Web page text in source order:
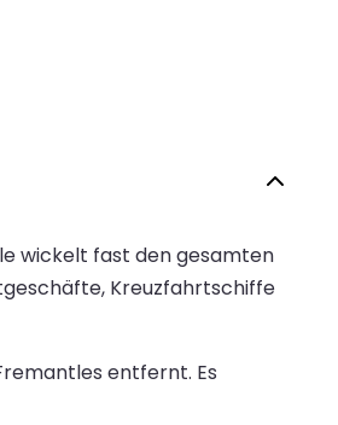
wickelt fast den gesamten
Kreuzfahrtschiffe
entfernt. Es